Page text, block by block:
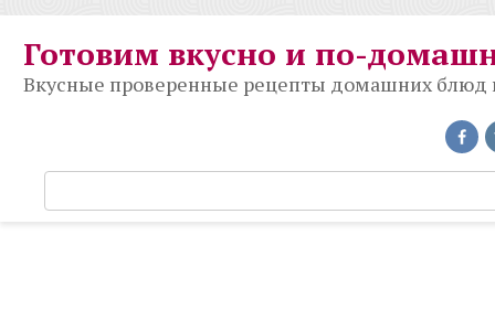
контенту
Готовим вкусно и по-
Вкусные проверенные рецепты домашних блюд
о